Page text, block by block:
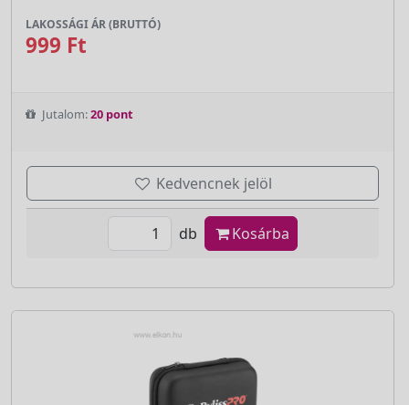
LAKOSSÁGI ÁR (BRUTTÓ)
999 Ft
Jutalom:20 pont
Kedvencnek jelöl
db Kosárba